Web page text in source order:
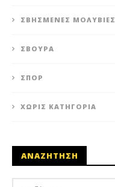
ΣΒΗΣΜΈΝΕΣ ΜΟΛΥΒΙΈΣ
ΣΒΟΎΡΑ
ΣΠΟΡ
ΧΩΡΊΣ ΚΑΤΗΓΟΡΊΑ
ΑΝΑΖΗΤΗΣΗ